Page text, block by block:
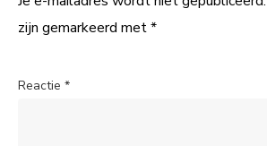
zijn gemarkeerd met*
Reactie *